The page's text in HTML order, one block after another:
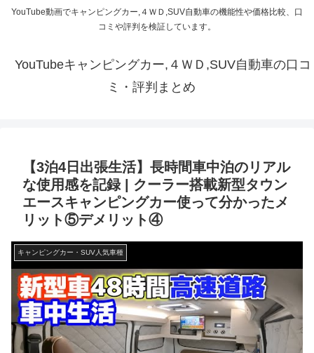
YouTube動画でキャンピングカー,４ＷＤ,SUV自動車の機能性や価格比較、口
コミや評判を検証しています。
YouTubeキャンピングカー,４ＷＤ,SUV自動車の口コ
ミ・評判まとめ
【3泊4日出張生活】長時間車中泊のリアル
な使用感を記録 | クーラー搭載新型タウン
エースキャンピングカー使って分かったメ
リット⑤デメリット④
キャンピングカー・SUV人気車種